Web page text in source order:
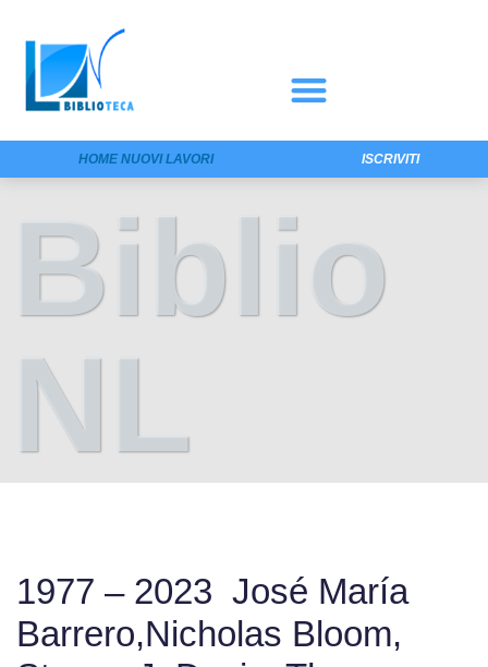
HOME NUOVI LAVORI ISCRIVITI
Biblio
NL
1977 – 2023 José María
Barrero,Nicholas Bloom,